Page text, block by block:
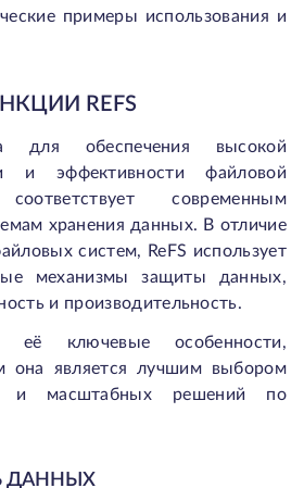
примеры использования и
REFS
для обеспечения высокой
и эффективности файловой
современным
хранения данных. В отличие
систем, ReFS использует
механизмы защиты данных,
и производительность.
её ключевые особенности,
она является лучшим выбором
и масштабных решений по
ДАННЫХ